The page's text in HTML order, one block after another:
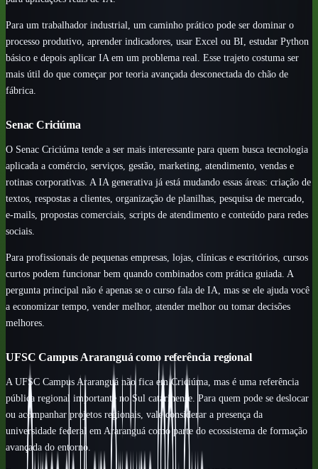
Para um trabalhador industrial, um caminho prático pode ser dominar o
processo produtivo, aprender indicadores, usar Excel ou BI, estudar Python
básico e depois aplicar IA em um problema real. Esse trajeto costuma ser
mais útil do que começar por teoria avançada desconectada do chão de
fábrica.
Senac Criciúma
O Senac Criciúma tende a ser mais interessante para quem busca tecnologia
aplicada a comércio, serviços, gestão, marketing, atendimento, vendas e
rotinas corporativas. A IA generativa já está mudando essas áreas: criação de
textos, respostas a clientes, organização de planilhas, pesquisa de mercado,
e-mails, propostas comerciais, scripts de atendimento e conteúdo para redes
sociais.
Para profissionais de pequenas empresas, lojas, clínicas e escritórios, cursos
curtos podem funcionar bem quando combinados com prática guiada. A
pergunta principal não é apenas se o curso fala de IA, mas se ele ajuda você
a economizar tempo, vender melhor, atender melhor ou tomar decisões
melhores.
UFSC Campus Araranguá como referência regional
A UFSC Campus Araranguá não fica em Criciúma, mas é uma referência
pública regional importante no Sul catarinense. Para quem pode se deslocar
ou acompanhar projetos regionais, vale considerar a presença da
universidade federal em Araranguá como parte do ecossistema de formação
avançada do entorno.